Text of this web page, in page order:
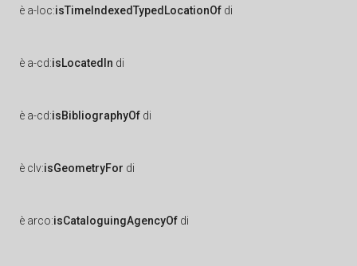
è a-loc:isTimeIndexedTypedLocationOf di
è a-cd:isLocatedIn di
è a-cd:isBibliographyOf di
è clv:isGeometryFor di
è arco:isCataloguingAgencyOf di